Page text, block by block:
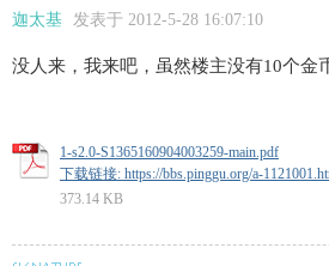
迦太基 发表于 2012-5-28 16:07:10
没人来，我来吧，虽然楼主没有10个金
1-s2.0-S1365160904003259-main.pdf
下载链接: https://bbs.pinggu.org/a-
373.14 KB